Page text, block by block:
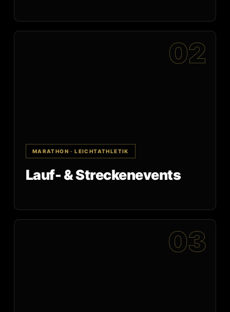
02
MARATHON · LEICHTATHLETIK
Lauf- & Streckenevents
03